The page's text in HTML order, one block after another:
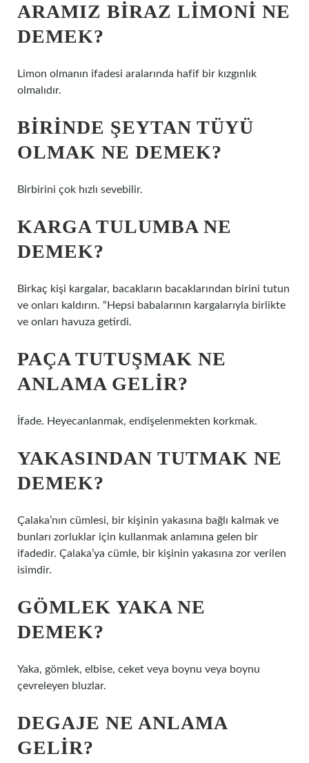
ARAMIZ BIRAZ LIMONI NE
DEMEK?
Limon olmanın ifadesi aralarında hafif bir kızgınlık
olmalıdır.
BIRINDE ŞEYTAN TÜYÜ
OLMAK NE DEMEK?
Birbirini çok hızlı sevebilir.
KARGA TULUMBA NE
DEMEK?
Birkaç kişi kargalar, bacakların bacaklarından birini tutun
ve onları kaldırın. “Hepsi babalarının kargalarıyla birlikte
ve onları havuza getirdi.
PAÇA TUTUŞMAK NE
ANLAMA GELIR?
İfade. Heyecanlanmak, endişelenmekten korkmak.
YAKASINDAN TUTMAK NE
DEMEK?
Çalaka’nın cümlesi, bir kişinin yakasına bağlı kalmak ve
bunları zorluklar için kullanmak anlamına gelen bir
ifadedir. Çalaka’ya cümle, bir kişinin yakasına zor verilen
isimdir.
GÖMLEK YAKA NE
DEMEK?
Yaka, gömlek, elbise, ceket veya boynu veya boynu
çevreleyen bluzlar.
DEGAJE NE ANLAMA
GELIR?